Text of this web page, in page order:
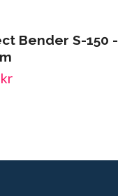
Bender S-150 -